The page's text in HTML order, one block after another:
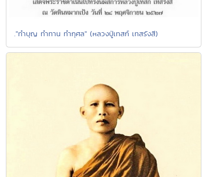
."ทำบุญ ทำทาน ทำกุศล" (หลวงปู่เทสก์ เทสรังสี)